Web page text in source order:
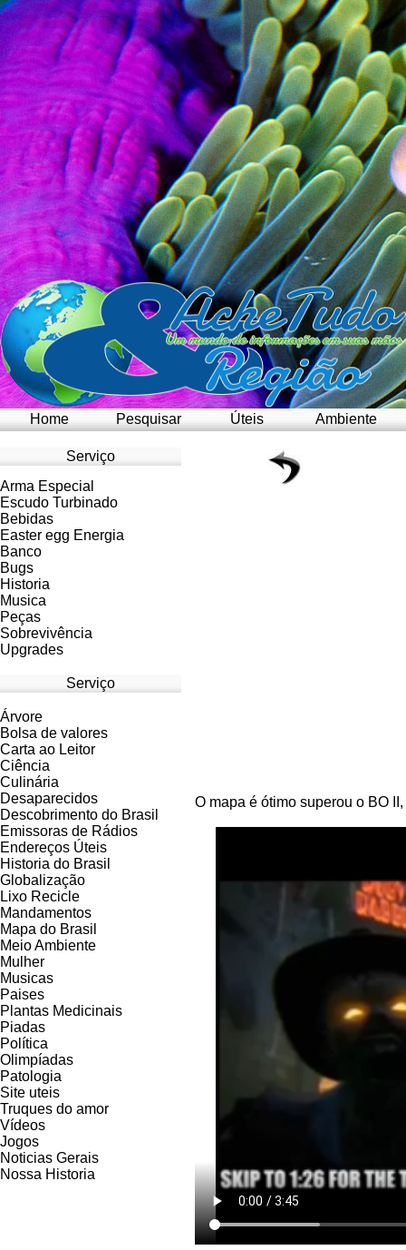
Home Pesquisar Úteis Ambiente
Serviço
Arma Especial
Escudo Turbinado
Bebidas
Easter egg Energia
Banco
Bugs
Historia
Musica
Peças
Sobrevivência
Upgrades
Serviço
Árvore
Bolsa de valores
Carta ao Leitor
Ciência
Culinária
Desaparecidos
Descobrimento do Brasil
Emissoras de Rádios
Endereços Úteis
Historia do Brasil
Globalização
Lixo Recicle
Mandamentos
Mapa do Brasil
Meio Ambiente
Mulher
Musicas
Paises
Plantas Medicinais
Piadas
Política
Olimpíadas
Patologia
Site uteis
Truques do amor
Vídeos
Jogos
Noticias Gerais
Nossa Historia
O mapa é ótimo superou o BO